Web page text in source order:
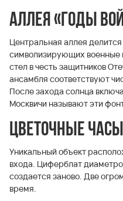
Аллея «Годы
Центральная аллея
символизирующих военные
стел в честь защитников
ансамбля соответствуют
После захода солнца
Москвичи называют эти
Цветочные часы
Уникальный объект
входа. Циферблат
создается заново. Две
время.